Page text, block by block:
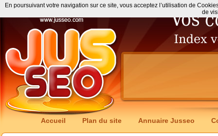
Accueil Plan du site Annuaire Jusseo
En poursuivant votre navigation sur ce site, vous acceptez l’utilisation de
de